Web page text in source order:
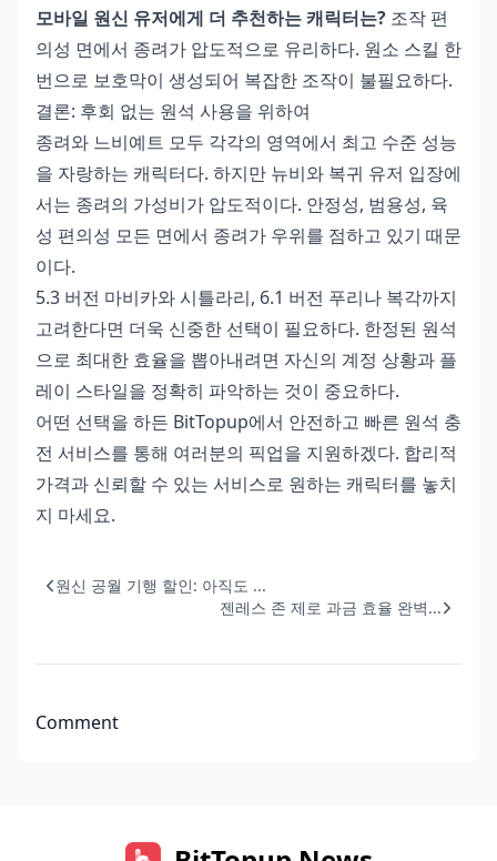
모바일 원신 유저에게 더 추천하는 캐릭터는? 조작 편
의성 면에서 종려가 압도적으로 유리하다. 원소 스킬 한
번으로 보호막이 생성되어 복잡한 조작이 불필요하다.
결론: 후회 없는 원석 사용을 위하여
종려와 느비예트 모두 각각의 영역에서 최고 수준 성능
을 자랑하는 캐릭터다. 하지만 뉴비와 복귀 유저 입장에
서는 종려의 가성비가 압도적이다. 안정성, 범용성, 육
성 편의성 모든 면에서 종려가 우위를 점하고 있기 때문
이다.
5.3 버전 마비카와 시틀라리, 6.1 버전 푸리나 복각까지
고려한다면 더욱 신중한 선택이 필요하다. 한정된 원석
으로 최대한 효율을 뽑아내려면 자신의 계정 상황과 플
레이 스타일을 정확히 파악하는 것이 중요하다.
어떤 선택을 하든 BitTopup에서 안전하고 빠른 원석 충
전 서비스를 통해 여러분의 픽업을 지원하겠다. 합리적
가격과 신뢰할 수 있는 서비스로 원하는 캐릭터를 놓치
지 마세요.
원신 공월 기행 할인: 아직도 ...
젠레스 존 제로 과금 효율 완벽...
Comment